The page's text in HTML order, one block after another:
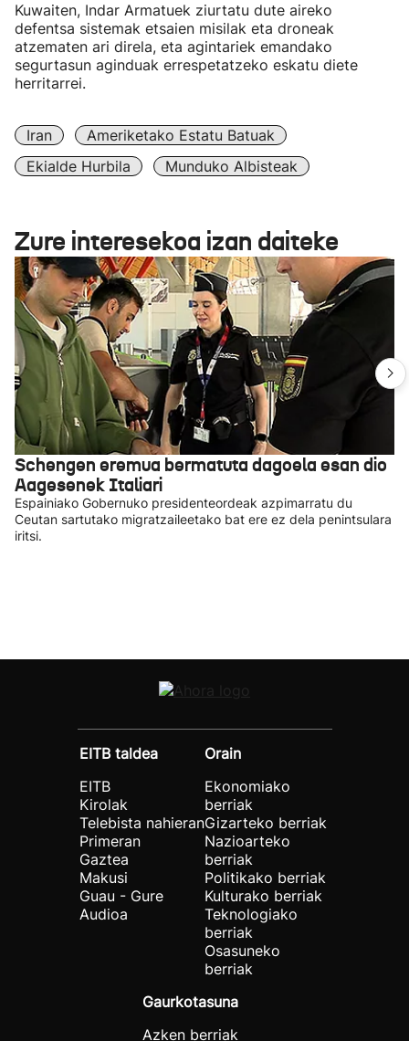
Kuwaiten, Indar Armatuek ziurtatu dute aireko
defentsa sistemak etsaien misilak eta droneak
atzematen ari direla, eta agintariek emandako
segurtasun aginduak errespetatzeko eskatu diete
herritarrei.
Iran
Ameriketako Estatu Batuak
Ekialde Hurbila
Munduko Albisteak
Zure interesekoa izan daiteke
Schengen eremua bermatuta dagoela esan dio
Aagesenek Italiari
Espainiako Gobernuko presidenteordeak azpimarratu du
Ceutan sartutako migratzaileetako bat ere ez dela penintsulara
iritsi.
EITB taldea
EITB
Kirolak
Telebista nahieran
Primeran
Gaztea
Makusi
Guau - Gure
Audioa
Orain
Ekonomiako
berriak
Gizarteko berriak
Nazioarteko
berriak
Politikako berriak
Kulturako berriak
Teknologiako
berriak
Osasuneko
berriak
Gaurkotasuna
Azken berriak